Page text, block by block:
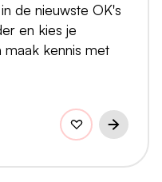
de nieuwste OK's
en kies je
maak kennis met